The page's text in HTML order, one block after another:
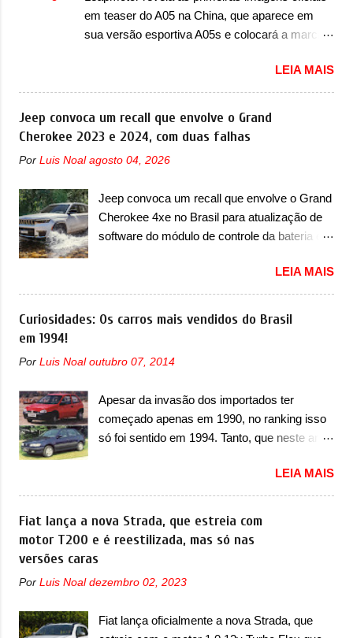
da marca e possui um capô em cunha, que
ajuda na aerodinâmica. Nas laterais, o carro
polegadas, pelo perfil mais cupê da carro...
em teaser do A05 na China, que aparece em
sua versão esportiva A05s e colocará a marca
apresentando uma rápida expansão na China
em termos de portfólio. Apoiada pela Stellantis, a
marca confirmou a estreia de um novo modelo
compacto à sua linha. Posicionado entre o T03
teaser do A05, que nas imagens apareceu em
para ser lançado ainda neste ano na China, o
compacto elétrico colocará a Leapmotor para
concorrer com uma série de outras marcas de
compactos, como BYD Dolphin e Geely EX2.
Visualmente, o A05 conta com um design já
visto por outros modelos da marca, em especial
do SUV compacto A10. Basicamente sendo o
está bastante vinculado ao SUV. Na dianteira,
retangular, com um pequeno prolongamento
para as laterais. Os faróis cont...
LEIA MAIS
Jeep convoca um recall que envolve o Grand
Cherokee 2023 e 2024, com duas falhas
Por Luis Noal agosto 04, 2026
Jeep convoca um recall que envolve o Grand
Cherokee 4xe no Brasil para atualização de
software do módulo de controle da bateria e
Jeep convocou no dia 10 de outubro de 2025
um chamado que envolve os proprietários do
Grand Cherokee 4xe, em sua versão única
unidades afetadas precisam retornar a uma
de dois problemas. O primeiro deles será
uma atualização do software do módulo de
controle da bateria (AHCP e HCP). Para
realizada a verificação e, se necessário, a
substituição do motor do ventilador HVAC
(aquecimento, ventilação e ar-condicionado).
A marca também confirmou que “foi
sobrecarga do microprocessador do Módulo
causar a perda de força motriz, requerendo a
atualização do software do modulo de...
LEIA MAIS
Curiosidades: Os carros mais vendidos do Brasil
em 1994!
Por Luis Noal outubro 07, 2014
Apesar da invasão dos importados ter
começado apenas em 1990, no ranking isso
só foi sentido em 1994. Tanto, que neste ano,
ao começar pelo Chevrolet Corsa, o mais
destacado deles no ranking que perdurou no
nosso mercado até início de 2012 e com
certeza foi um grandioso lançamento da
geração do Volkswagen Gol que depois de 14
zero, apelidada de "Bolinha" por suas formas
LEIA MAIS
Fiat lança a nova Strada, que estreia com
motor T200 e é reestilizada, mas só nas
versões caras
Por Luis Noal dezembro 02, 2023
Fiat lança oficialmente a nova Strada, que